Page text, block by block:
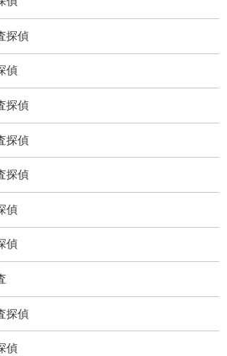
目安
オレンスDV調査
探偵
偵
探偵
探偵
探偵
偵
偵
探偵
偵